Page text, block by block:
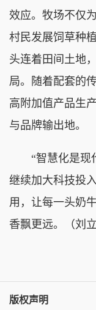
效应。牧场不仅
村民发展饲草种
头连着田间土地
局。随着配套的
高附加值产品生
与品牌输出地。
“智慧化是现代
继续加大科技投
用，让每一头奶
香飘更远。（刘立
版权声明